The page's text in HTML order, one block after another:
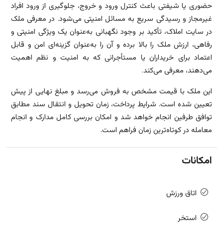
حضوری یا شیفتی باعث کنترل ورود و خروج، جلوگیری از ورود افراد
غیرمجاز و رسیدگی سریع به مسائل امنیتی می‌شود. در معرفی ملک
در سایت املاک، تأکید بر وجود نگهبانی به‌عنوان یک ویژگی امنیتی و
رفاهی، ارزش ملک را بالا برده و آن را به‌عنوان گزینه‌ای امن و قابل
اعتماد برای خریداران یا مستأجرانی که به امنیت و نظم اهمیت
می‌دهند، معرفی می‌کند.
این ملک با قیمت مشخص به فروش می‌رسد و مبلغ نهایی از پیش
تعیین شده است. شرایط پرداخت، زمان تحویل و انتقال سند مطابق
توافق طرفین انجام خواهد شد و امکان بررسی کامل مدارک و انجام
معامله در کوتاه‌ترین زمان فراهم است.
امکانات
اتاق ورزش
استخر